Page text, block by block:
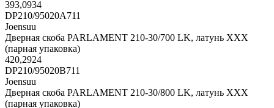
393,0934
DP210/95020A711
Joensuu
Дверная скоба PARLAMENT 210-30/700 LK, латунь XXX
(парная упаковка)
420,2924
DP210/95020B711
Joensuu
Дверная скоба PARLAMENT 210-30/800 LK, латунь XXX
(парная упаковка)